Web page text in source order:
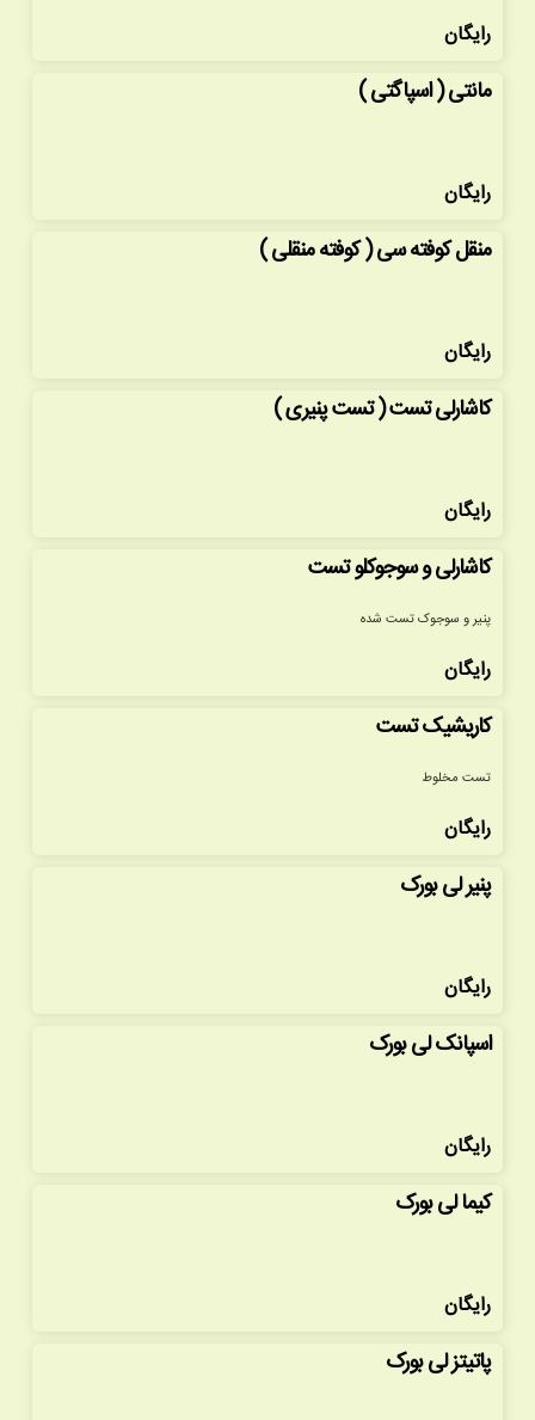
رایگان
مانتی ( اسپاگتی )
رایگان
منقل کوفته سی ( کوفته منقلی )
رایگان
کاشارلی تست ( تست پنیری )
رایگان
کاشارلی و سوجوکلو تست
پنیر و سوجوک تست شده
رایگان
کاریشیک تست
تست مخلوط
رایگان
پنیر لی بورک
رایگان
اسپانک لی بورک
رایگان
کیما لی بورک
رایگان
پاتیتز لی بورک